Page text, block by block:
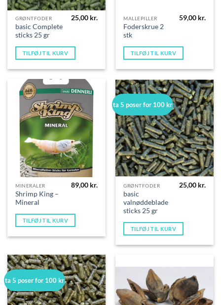
GRØNTFODER
basic Complete
sticks 25 gr
25,00 kr.
TILFØJ TIL KURV
MALLEPILLER
Foderskrue 2
stk
59,00 kr.
TILFØJ TIL KURV
MINERALER
Shrimp King –
Mineral
89,00 kr.
TILFØJ TIL KURV
ta 5 poser for 100 kr
GRØNTFODER
basic
valnøddeblade
sticks 25 gr
25,00 kr.
TILFØJ TIL KURV
ta 5 poser for 100 kr